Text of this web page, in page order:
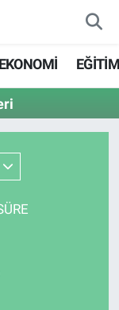
EKONOMİ